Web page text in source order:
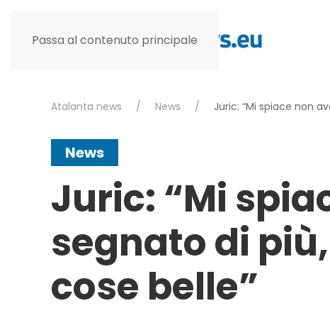
Passa al contenuto principale
Atalanta news News Juric: “Mi spiace non
News
Juric: “Mi
segnato di
cose belle”